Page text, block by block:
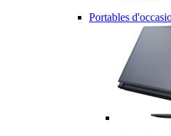
Portables